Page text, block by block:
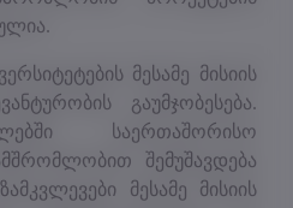
მესამე მისიის
გაუმჯობესება.
საერთაშორისო
შემუშავდება
მესამე მისიის